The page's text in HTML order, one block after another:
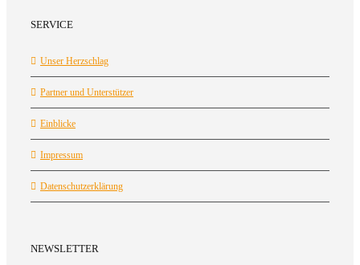
SERVICE
Unser Herzschlag
Partner und Unterstützer
Einblicke
Impressum
Datenschutzerklärung
NEWSLETTER